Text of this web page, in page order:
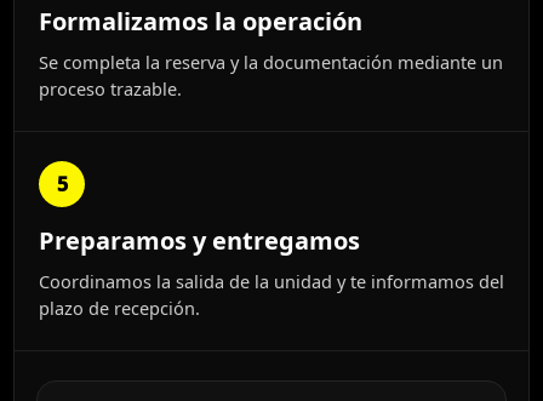
Formalizamos la operación
Se completa la reserva y la documentación mediante un
proceso trazable.
5
Preparamos y entregamos
Coordinamos la salida de la unidad y te informamos del
plazo de recepción.